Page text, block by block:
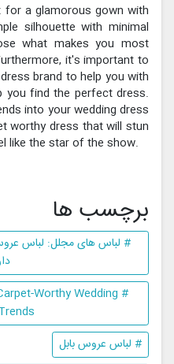
for a glamorous gown with
silhouette with minimal
what makes you most
it's important to
brand to help you with
you find the perfect dress.
into your wedding dress
worthy dress that will stun
like the star of the show.
برچسب ها
# لباس های مجلل: لباس
Worthy Wedding
# لباس عروس بابل